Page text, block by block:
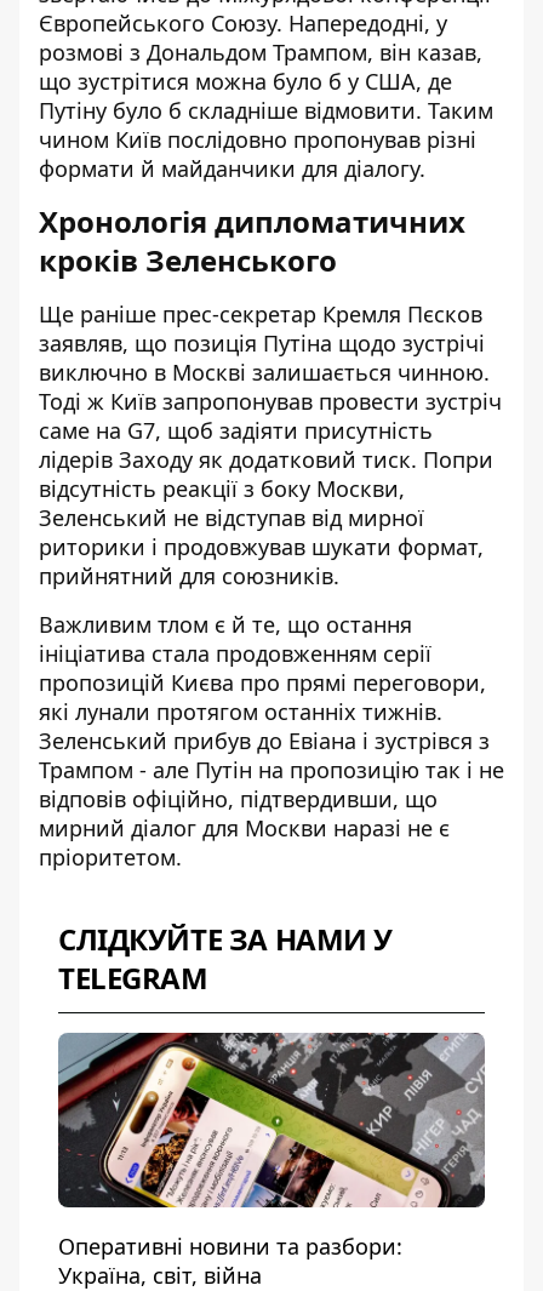
Європейського Союзу. Напередодні, у
розмові з Дональдом Трампом, він казав,
що зустрітися можна було б у США, де
Путіну було б складніше відмовити. Таким
чином Київ послідовно пропонував різні
формати й майданчики для діалогу.
Хронологія дипломатичних
кроків Зеленського
Ще раніше прес-секретар Кремля Пєсков
заявляв, що позиція Путіна щодо зустрічі
виключно в Москві залишається чинною.
Тоді ж Київ запропонував провести зустріч
саме на G7, щоб задіяти присутність
лідерів Заходу як додатковий тиск. Попри
відсутність реакції з боку Москви,
Зеленський не відступав від мирної
риторики і продовжував шукати формат,
прийнятний для союзників.
Важливим тлом є й те, що остання
ініціатива стала продовженням серії
пропозицій Києва про прямі переговори,
які лунали протягом останніх тижнів.
Зеленський прибув до Евіана і зустрівся з
Трампом - але Путін на пропозицію так і не
відповів офіційно, підтвердивши, що
мирний діалог для Москви наразі не є
пріоритетом.
СЛІДКУЙТЕ ЗА НАМИ У
TELEGRAM
Оперативні новини та разбори:
Україна, світ, війна